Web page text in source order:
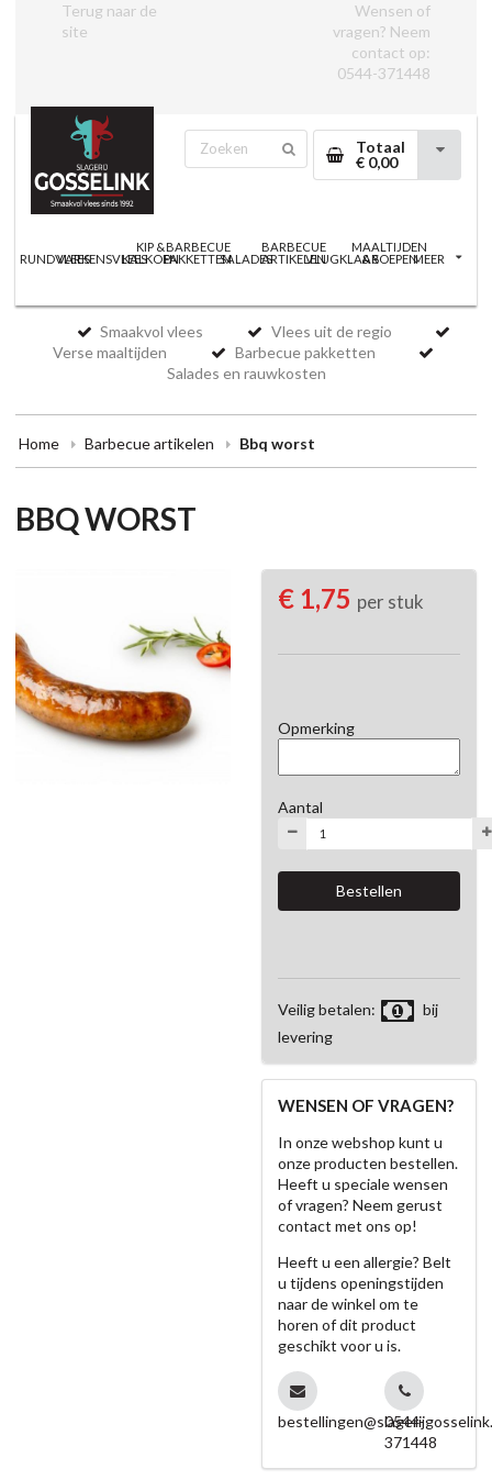
Terug naar de
site
Wensen of
vragen? Neem
contact op:
0544-371448
Totaal
€ 0,00
RUNDVLEESVARKENSVLEES
KIP &
KALKOEN
BARBECUE
PAKKETTENSALADES
BARBECUE
ARTIKELENVLUGKLAAR
MAALTIJDEN
& SOEPENMEER
Smaakvol vlees
Vlees uit de regio
Verse maaltijden
Barbecue pakketten
Salades en rauwkosten
Home Barbecue artikelen Bbq worst
BBQ WORST
€ 1,75 per stuk
Opmerking
Aantal
Veilig betalen:
bij
levering
WENSEN OF VRAGEN?
In onze webshop kunt u
onze producten bestellen.
Heeft u speciale wensen
of vragen? Neem gerust
contact met ons op!
Heeft u een allergie? Belt
u tijdens openingstijden
naar de winkel om te
horen of dit product
geschikt voor u is.
0544-
371448